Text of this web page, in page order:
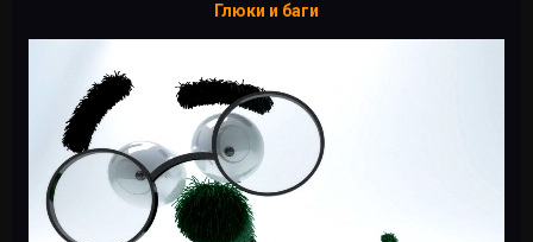
Глюки и баги